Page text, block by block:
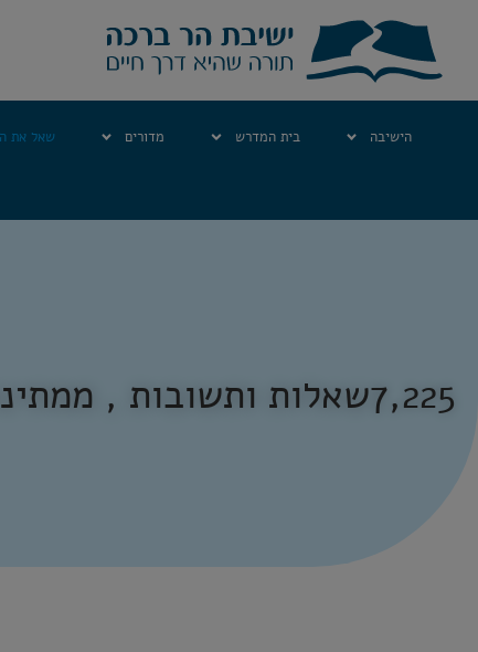
הישיבה בית המדרש מדורים שאל את
7,225שאלות ותשובות ,